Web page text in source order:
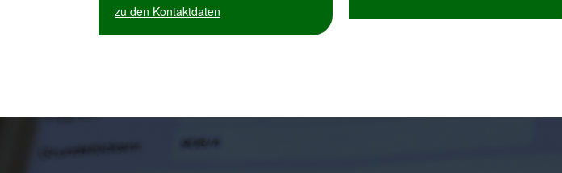
zu den Kontaktdaten